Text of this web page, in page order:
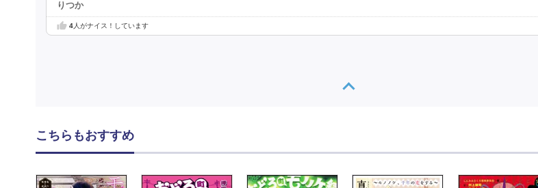
りつか
4人がナイス！しています
こちらもおすすめ